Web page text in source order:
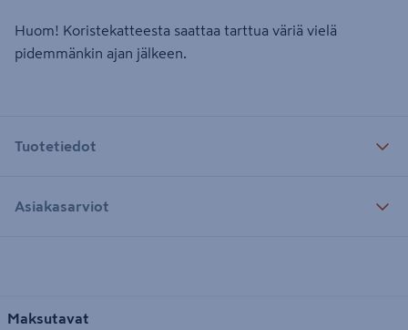
Huom! Koristekatteesta saattaa tarttua väriä vielä
pidemmänkin ajan jälkeen.
Tuotetiedot
Asiakasarviot
Maksutavat